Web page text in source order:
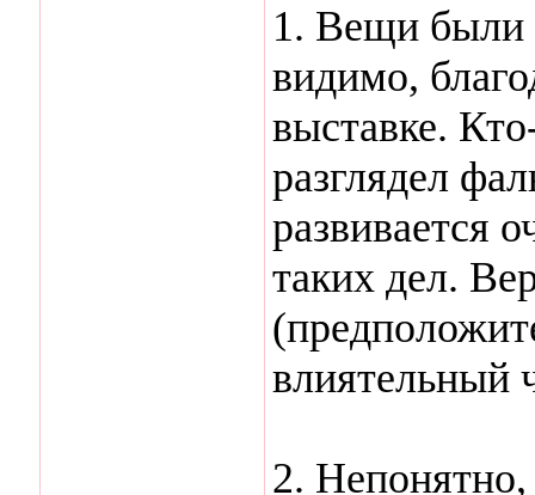
1. Вещи были
видимо,
выставке.
разглядел
развивается
таких дел.
влиятельный
2. Непонятно,